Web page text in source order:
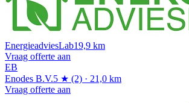
EnergieadviesLab19,9 km
Vraag offerte aan
EB
Enodes B.V.5 ★ (2) · 21,0 km
Vraag offerte aan